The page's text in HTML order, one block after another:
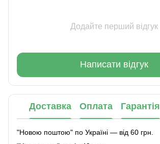
Додайте перший відгук
Написати відгук
Доставка Оплата Гарантія
"Новою поштою" по Україні — від 60 грн.